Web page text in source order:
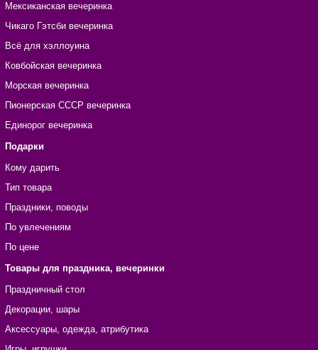
Мексиканская вечеринка
Чикаго Гэтсби вечеринка
Всё для хэллоуина
Ковбойская вечеринка
Морская вечеринка
Пионерская СССР вечеринка
Единорог вечеринка
Подарки
Кому дарить
Тип товара
Праздники, поводы
По увлечениям
По цене
Товары для праздника, вечеринки
Праздничный стол
Декорации, шары
Аксессуары, одежда, атрибутика